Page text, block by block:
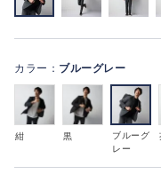
カラー： ブルーグレー
紺 黒
ブルーグ
レー